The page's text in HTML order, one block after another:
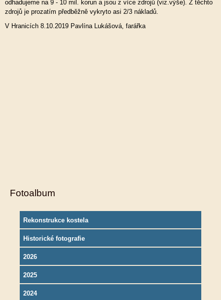
odhadujeme na 9 - 10 mil. korun a jsou z více zdrojů (viz.výše). Z těchto
zdrojů je prozatím předběžně vykryto asi 2/3 nákladů.
V Hranicích 8.10.2019 Pavlína Lukášová, farářka
Fotoalbum
Rekonstrukce kostela
Historické fotografie
2026
2025
2024